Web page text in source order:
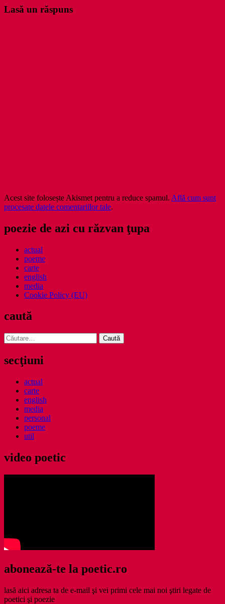
Lasă un răspuns
Acest site folosește Akismet pentru a reduce spamul. Află cum sunt
procesate datele comentariilor tale.
poezie de azi cu răzvan ţupa
actual
poeme
carte
english
media
Cookie Policy (EU)
caută
Caută
după:
secţiuni
actual
carte
english
media
personal
poeme
util
video poetic
abonează-te la poetic.ro
lasă aici adresa ta de e-mail şi vei primi cele mai noi ştiri legate de
poetici şi poezie